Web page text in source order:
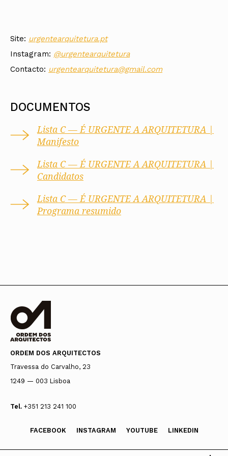
Site: urgentearquitetura.pt
Instagram: @urgentearquitetura
Contacto: urgentearquitetura@gmail.com
DOCUMENTOS
Lista C — É URGENTE A ARQUITETURA |
Manifesto
Lista C — É URGENTE A ARQUITETURA |
Candidatos
Lista C — É URGENTE A ARQUITETURA |
Programa resumido
ORDEM DOS ARQUITECTOS
Travessa do Carvalho, 23
1249 — 003 Lisboa
Tel. +351 213 241 100
FACEBOOK INSTAGRAM YOUTUBE LINKEDIN